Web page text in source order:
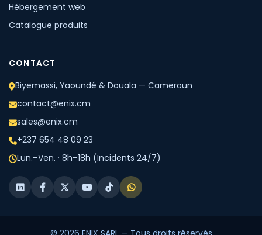
Hébergement web
Catalogue produits
CONTACT
Biyemassi, Yaoundé & Douala — Cameroun
contact@enix.cm
sales@enix.cm
+237 654 48 09 23
Lun.–Ven. · 8h–18h (Incidents 24/7)